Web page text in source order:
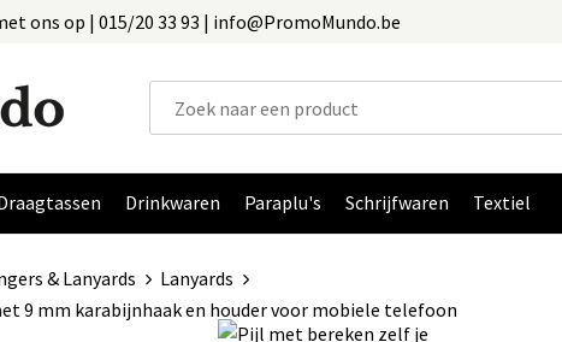
ons op | 015/20 33 93 | info@PromoMundo.be
Drinkwaren Paraplu's Schrijfwaren Textiel
& Lanyards
Lanyards
9 mm karabijnhaak en houder voor mobiele telefoon